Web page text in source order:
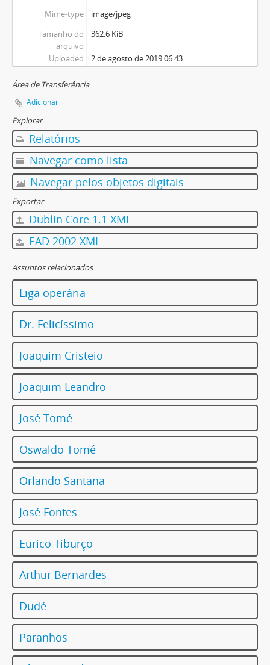
Mime-type
image/jpeg
Tamanho do
arquivo
362.6 KiB
Uploaded 2 de agosto de 2019 06:43
Área de Transferência
Adicionar
Explorar
Relatórios
Navegar como lista
Navegar pelos objetos digitais
Exportar
Dublin Core 1.1 XML
EAD 2002 XML
Assuntos relacionados
Liga operária
Dr. Felicíssimo
Joaquim Cristeio
Joaquim Leandro
José Tomé
Oswaldo Tomé
Orlando Santana
José Fontes
Eurico Tiburço
Arthur Bernardes
Dudé
Paranhos